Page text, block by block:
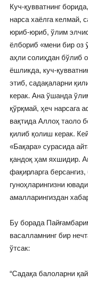
Куч-қувватнинг
нарса хаёлга келмай,
юриб-юриб, ўлим
ёлбориб «мени бир оз
аҳли солиҳдан бўлиб
ёшликда, куч-
этиб, садақаларни
керак. Ана ўшанда
қўрқмай, ҳеч нарсага
вақтида Аллоҳ таоло
қилиб қолиш керак.
«Бақара» сурасида
қандоқ ҳам яхшидир.
фақирларга
гуноҳларингизни
амалларингиздан
Бу борада
васалламнинг бир
ўтсак:
“Садақа балоларни